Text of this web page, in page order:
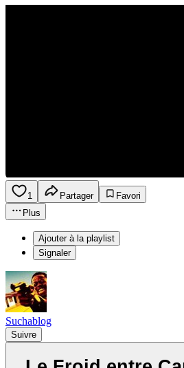
1 Partager
Favori
Plus
Ajouter à la playlist
Signaler
Suchablog
Suivre